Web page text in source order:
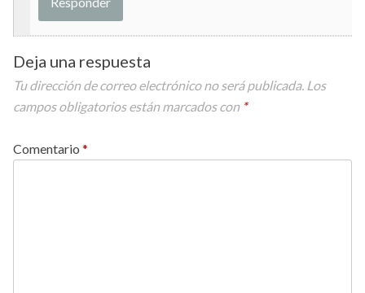
Deja una respuesta
Tu dirección de correo electrónico no será publicada. Los
campos obligatorios están marcados con *
Comentario *